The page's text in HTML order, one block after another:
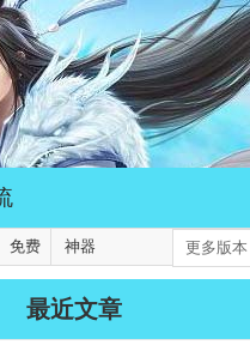
免费 神器 更多版本
最近文章